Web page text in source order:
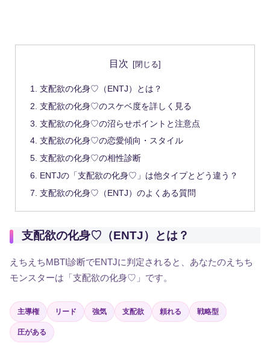
目次
支配欲の化身♡（ENTJ）とは？
支配欲の化身♡のスケベ度を詳しく見る
支配欲の化身♡の沼らせポイントと注意点
支配欲の化身♡の恋愛傾向・スタイル
支配欲の化身♡の相性診断
ENTJの「支配欲の化身♡」は他タイプとどう違う？
支配欲の化身♡（ENTJ）のよくある質問
支配欲の化身♡（ENTJ）とは？
えちえちMBTI診断でENTJに判定されると、あなたのえちち
モンスターは「支配欲の化身♡」です。
主導権 リード 強気 支配欲 頼れる 戦略型
圧がある